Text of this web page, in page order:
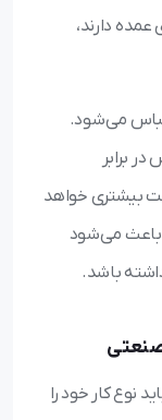
دارند،
می‌شود.
برابر
بیشتری خواهد
باعث می‌شود
باشد.
صنعتی
نوع کار خود را